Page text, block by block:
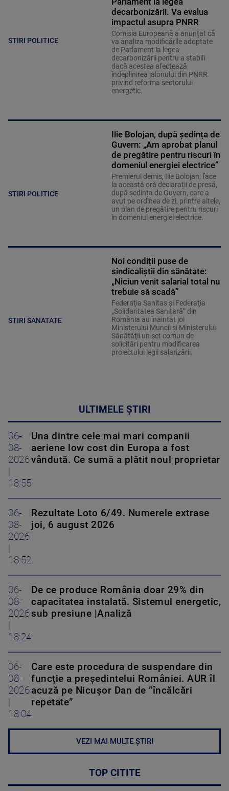
STIRI POLITICE
decarbonizării. Va evalua
impactul asupra PNRR
Comisia Europeană a anunțat că
va analiza modificările adoptate
de Parlament la legea
decarbonizării pentru a stabili
dacă acestea afectează
îndeplinirea jalonului din PNRR
privind reforma sectorului
energetic.
STIRI POLITICE
Ilie Bolojan, după ședința de
Guvern: „Am aprobat planul
de pregătire pentru riscuri în
domeniul energiei electrice”
Premierul demis, Ilie Bolojan, face
la această oră declarații de presă,
după ședința de Guvern, care a
avut pe ordinea de zi, printre altele,
un plan de pregătire pentru riscuri
în domeniul energiei electrice.
STIRI SANATATE
Noi condiții puse de
sindicaliștii din sănătate:
„Niciun venit salarial total nu
trebuie să scadă”
Federaţia Sanitas şi Federaţia
„Solidaritatea Sanitară” din
România au înaintat joi
Ministerului Muncii şi Ministerului
Sănătăţii un set comun de
solicitări pentru modificarea
proiectului legii salarizării.
ULTIMELE ȘTIRI
06-
08-
2026
18:55
Una dintre cele mai mari companii
aeriene low cost din Europa a fost
vândută. Ce sumă a plătit noul proprietar
06-
08-
2026
18:52
Rezultate Loto 6/49. Numerele extrase
joi, 6 august 2026
06-
08-
2026
18:24
De ce produce România doar 29% din
capacitatea instalată. Sistemul energetic,
sub presiune |Analiză
06-
08-
2026
18:04
Care este procedura de suspendare din
funcție a președintelui României. AUR îl
acuză pe Nicușor Dan de ”încălcări
repetate”
VEZI MAI MULTE ȘTIRI
TOP CITITE